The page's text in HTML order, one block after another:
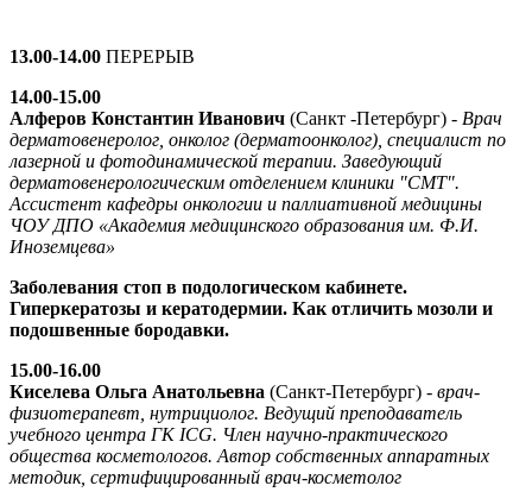
13.00-14.00 ПЕРЕРЫВ
14.00-15.00
Алферов Константин Иванович (Санкт -Петербург) - Врач
дерматовенеролог, онколог (дерматоонколог), специалист по
лазерной и фотодинамической терапии. Заведующий
дерматовенерологическим отделением клиники "СМТ".
Ассистент кафедры онкологии и паллиативной медицины
ЧОУ ДПО «Академия медицинского образования им. Ф.И.
Иноземцева»
Заболевания стоп в подологическом кабинете.
Гиперкератозы и кератодермии. Как отличить мозоли и
подошвенные бородавки.
15.00-16.00
Киселева Ольга Анатольевна (Санкт-Петербург) - врач-
физиотерапевт, нутрициолог. Ведущий преподаватель
учебного центра ГК ICG. Член научно-практического
общества косметологов. Автор собственных аппаратных
методик, сертифицированный врач-косметолог